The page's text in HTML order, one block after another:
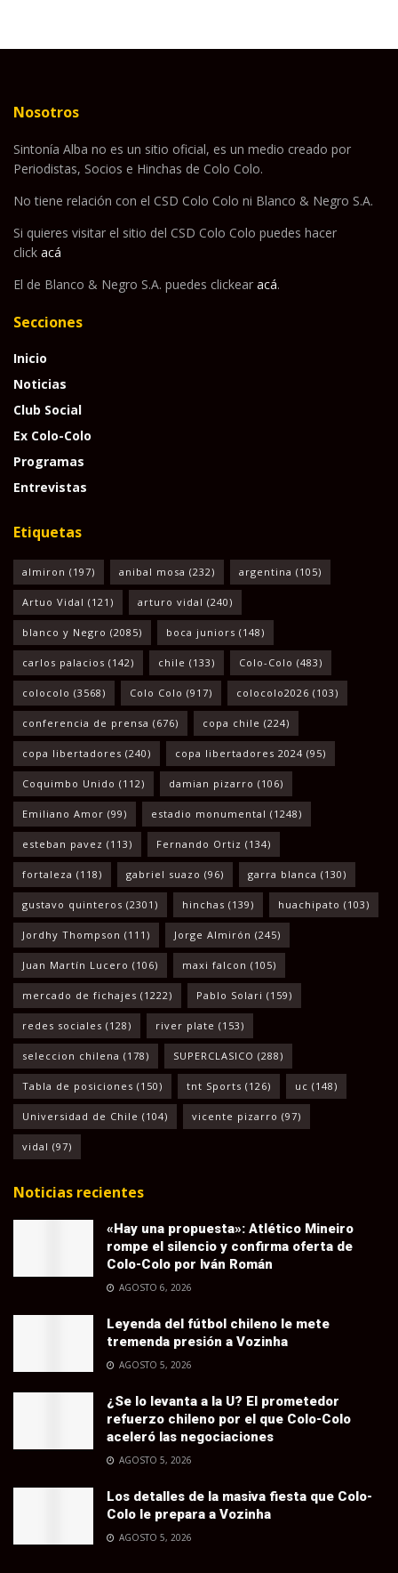
Nosotros
Sintonía Alba no es un sitio oficial, es un medio creado por
Periodistas, Socios e Hinchas de Colo Colo.
No tiene relación con el CSD Colo Colo ni Blanco & Negro S.A.
Si quieres visitar el sitio del CSD Colo Colo puedes hacer
click acá
El de Blanco & Negro S.A. puedes clickear acá.
Secciones
Inicio
Noticias
Club Social
Ex Colo-Colo
Programas
Entrevistas
Etiquetas
almiron (197) anibal mosa (232) argentina (105)
Artuo Vidal (121) arturo vidal (240)
blanco y Negro (2085) boca juniors (148)
carlos palacios (142) chile (133) Colo-Colo (483)
colocolo (3568) Colo Colo (917) colocolo2026 (103)
conferencia de prensa (676) copa chile (224)
copa libertadores (240) copa libertadores 2024 (95)
Coquimbo Unido (112) damian pizarro (106)
Emiliano Amor (99) estadio monumental (1248)
esteban pavez (113) Fernando Ortiz (134)
fortaleza (118) gabriel suazo (96) garra blanca (130)
gustavo quinteros (2301) hinchas (139) huachipato (103)
Jordhy Thompson (111) Jorge Almirón (245)
Juan Martín Lucero (106) maxi falcon (105)
mercado de fichajes (1222) Pablo Solari (159)
redes sociales (128) river plate (153)
seleccion chilena (178) SUPERCLASICO (288)
Tabla de posiciones (150) tnt Sports (126) uc (148)
Universidad de Chile (104) vicente pizarro (97)
vidal (97)
Noticias recientes
«Hay una propuesta»: Atlético Mineiro
rompe el silencio y confirma oferta de
Colo-Colo por Iván Román
AGOSTO 6, 2026
Leyenda del fútbol chileno le mete
tremenda presión a Vozinha
AGOSTO 5, 2026
¿Se lo levanta a la U? El prometedor
refuerzo chileno por el que Colo-Colo
aceleró las negociaciones
AGOSTO 5, 2026
Los detalles de la masiva fiesta que Colo-
Colo le prepara a Vozinha
AGOSTO 5, 2026